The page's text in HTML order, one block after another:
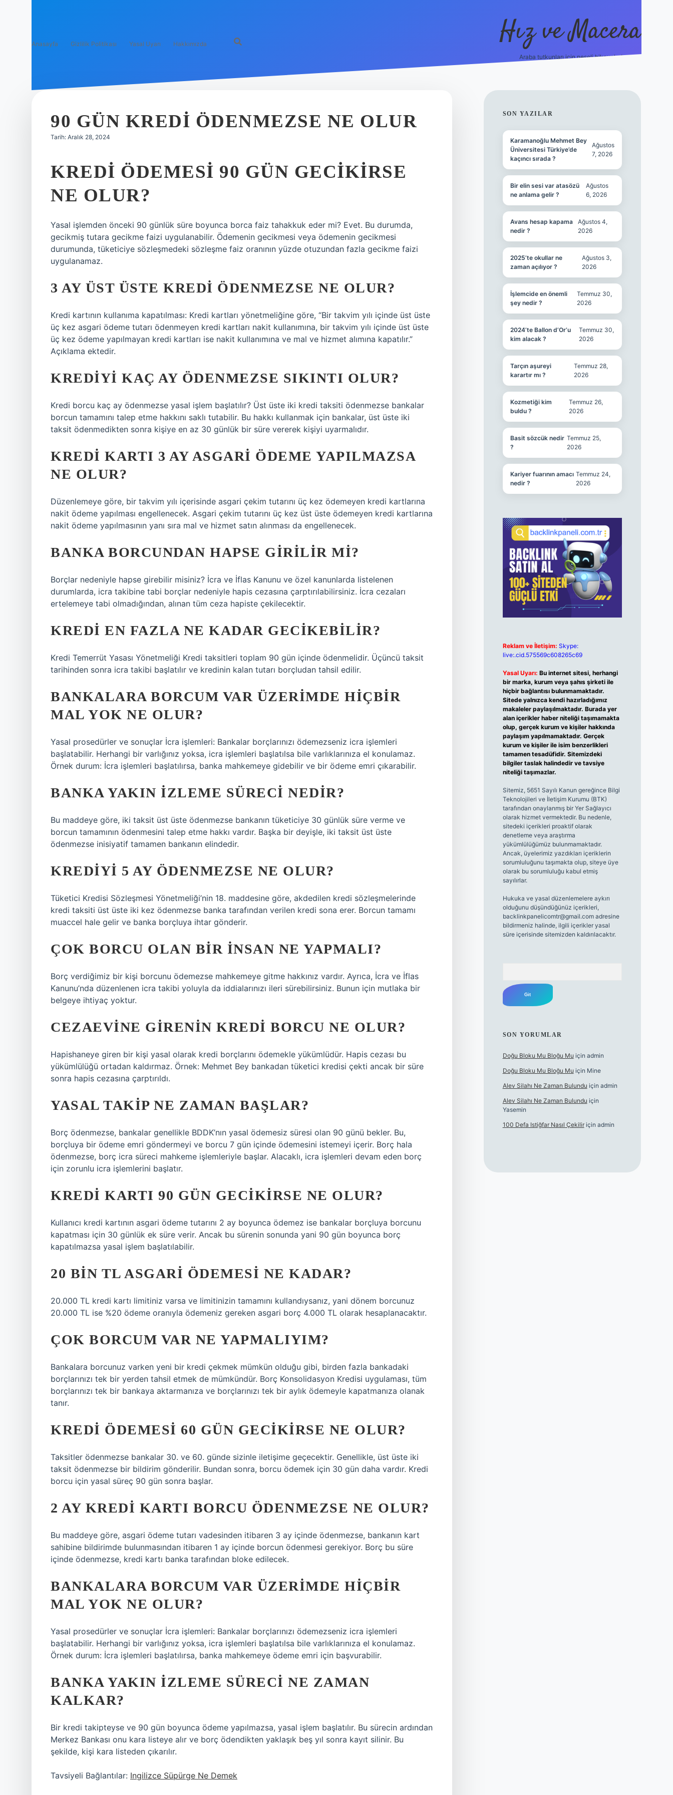
Anasayfa Gizlilik Politikası Yasal Uyarı Hakkımızda Hız ve Macera
Araba tutkunları için neşeli hikayeler!
90 GÜN KREDI ÖDENMEZSE NE OLUR
Tarih: Aralık 28, 2024
KREDI ÖDEMESI 90 GÜN GECIKIRSE
NE OLUR?
Yasal işlemden önceki 90 günlük süre boyunca borca ​​faiz tahakkuk eder mi? Evet. Bu durumda,
gecikmiş tutara gecikme faizi uygulanabilir. Ödemenin gecikmesi veya ödemenin gecikmesi
durumunda, tüketiciye sözleşmedeki sözleşme faiz oranının yüzde otuzundan fazla gecikme faizi
uygulanamaz.
3 AY ÜST ÜSTE KREDI ÖDENMEZSE NE OLUR?
Kredi kartının kullanıma kapatılması: Kredi kartları yönetmeliğine göre, “Bir takvim yılı içinde üst üste
üç kez asgari ödeme tutarı ödenmeyen kredi kartları nakit kullanımına, bir takvim yılı içinde üst üste
üç kez ödeme yapılmayan kredi kartları ise nakit kullanımına ve mal ve hizmet alımına kapatılır.”
Açıklama ektedir.
KREDIYI KAÇ AY ÖDENMEZSE SIKINTI OLUR?
Kredi borcu kaç ay ödenmezse yasal işlem başlatılır? Üst üste iki kredi taksiti ödenmezse bankalar
borcun tamamını talep etme hakkını saklı tutabilir. Bu hakkı kullanmak için bankalar, üst üste iki
taksit ödenmedikten sonra kişiye en az 30 günlük bir süre vererek kişiyi uyarmalıdır.
KREDI KARTI 3 AY ASGARI ÖDEME YAPILMAZSA
NE OLUR?
Düzenlemeye göre, bir takvim yılı içerisinde asgari çekim tutarını üç kez ödemeyen kredi kartlarına
nakit ödeme yapılması engellenecek. Asgari çekim tutarını üç kez üst üste ödemeyen kredi kartlarına
nakit ödeme yapılmasının yanı sıra mal ve hizmet satın alınması da engellenecek.
BANKA BORCUNDAN HAPSE GIRILIR MI?
Borçlar nedeniyle hapse girebilir misiniz? İcra ve İflas Kanunu ve özel kanunlarda listelenen
durumlarda, icra takibine tabi borçlar nedeniyle hapis cezasına çarptırılabilirsiniz. İcra cezaları
ertelemeye tabi olmadığından, alınan tüm ceza hapiste çekilecektir.
KREDI EN FAZLA NE KADAR GECIKEBILIR?
Kredi Temerrüt Yasası Yönetmeliği Kredi taksitleri toplam 90 gün içinde ödenmelidir. Üçüncü taksit
tarihinden sonra icra takibi başlatılır ve kredinin kalan tutarı borçludan tahsil edilir.
BANKALARA BORCUM VAR ÜZERIMDE HIÇBIR
MAL YOK NE OLUR?
Yasal prosedürler ve sonuçlar İcra işlemleri: Bankalar borçlarınızı ödemezseniz icra işlemleri
başlatabilir. Herhangi bir varlığınız yoksa, icra işlemleri başlatılsa bile varlıklarınıza el konulamaz.
Örnek durum: İcra işlemleri başlatılırsa, banka mahkemeye gidebilir ve bir ödeme emri çıkarabilir.
BANKA YAKIN IZLEME SÜRECI NEDIR?
Bu maddeye göre, iki taksit üst üste ödenmezse bankanın tüketiciye 30 günlük süre verme ve
borcun tamamının ödenmesini talep etme hakkı vardır. Başka bir deyişle, iki taksit üst üste
ödenmezse inisiyatif tamamen bankanın elindedir.
KREDIYI 5 AY ÖDENMEZSE NE OLUR?
Tüketici Kredisi Sözleşmesi Yönetmeliği’nin 18. maddesine göre, akdedilen kredi sözleşmelerinde
kredi taksiti üst üste iki kez ödenmezse banka tarafından verilen kredi sona erer. Borcun tamamı
muaccel hale gelir ve banka borçluya ihtar gönderir.
ÇOK BORCU OLAN BIR INSAN NE YAPMALI?
Borç verdiğimiz bir kişi borcunu ödemezse mahkemeye gitme hakkınız vardır. Ayrıca, İcra ve İflas
Kanunu’nda düzenlenen icra takibi yoluyla da iddialarınızı ileri sürebilirsiniz. Bunun için mutlaka bir
belgeye ihtiyaç yoktur.
CEZAEVINE GIRENIN KREDI BORCU NE OLUR?
Hapishaneye giren bir kişi yasal olarak kredi borçlarını ödemekle yükümlüdür. Hapis cezası bu
yükümlülüğü ortadan kaldırmaz. Örnek: Mehmet Bey bankadan tüketici kredisi çekti ancak bir süre
sonra hapis cezasına çarptırıldı.
YASAL TAKIP NE ZAMAN BAŞLAR?
Borç ödenmezse, bankalar genellikle BDDK’nın yasal ödemesiz süresi olan 90 günü bekler. Bu,
borçluya bir ödeme emri göndermeyi ve borcu 7 gün içinde ödemesini istemeyi içerir. Borç hala
ödenmezse, borç icra süreci mahkeme işlemleriyle başlar. Alacaklı, icra işlemleri devam eden borç
için zorunlu icra işlemlerini başlatır.
KREDI KARTI 90 GÜN GECIKIRSE NE OLUR?
Kullanıcı kredi kartının asgari ödeme tutarını 2 ay boyunca ödemez ise bankalar borçluya borcunu
kapatması için 30 günlük ek süre verir. Ancak bu sürenin sonunda yani 90 gün boyunca borç
kapatılmazsa yasal işlem başlatılabilir.
20 BIN TL ASGARI ÖDEMESI NE KADAR?
20.000 TL kredi kartı limitiniz varsa ve limitinizin tamamını kullandıysanız, yani dönem borcunuz
20.000 TL ise %20 ödeme oranıyla ödemeniz gereken asgari borç 4.000 TL olarak hesaplanacaktır.
ÇOK BORCUM VAR NE YAPMALIYIM?
Bankalara borcunuz varken yeni bir kredi çekmek mümkün olduğu gibi, birden fazla bankadaki
borçlarınızı tek bir yerden tahsil etmek de mümkündür. Borç Konsolidasyon Kredisi uygulaması, tüm
borçlarınızı tek bir bankaya aktarmanıza ve borçlarınızı tek bir aylık ödemeyle kapatmanıza olanak
tanır.
KREDI ÖDEMESI 60 GÜN GECIKIRSE NE OLUR?
Taksitler ödenmezse bankalar 30. ve 60. günde sizinle iletişime geçecektir. Genellikle, üst üste iki
taksit ödenmezse bir bildirim gönderilir. Bundan sonra, borcu ödemek için 30 gün daha vardır. Kredi
borcu için yasal süreç 90 gün sonra başlar.
2 AY KREDI KARTI BORCU ÖDENMEZSE NE OLUR?
Bu maddeye göre, asgari ödeme tutarı vadesinden itibaren 3 ay içinde ödenmezse, bankanın kart
sahibine bildirimde bulunmasından itibaren 1 ay içinde borcun ödenmesi gerekiyor. Borç bu süre
içinde ödenmezse, kredi kartı banka tarafından bloke edilecek.
BANKALARA BORCUM VAR ÜZERIMDE HIÇBIR
MAL YOK NE OLUR?
Yasal prosedürler ve sonuçlar İcra işlemleri: Bankalar borçlarınızı ödemezseniz icra işlemleri
başlatabilir. Herhangi bir varlığınız yoksa, icra işlemleri başlatılsa bile varlıklarınıza el konulamaz.
Örnek durum: İcra işlemleri başlatılırsa, banka mahkemeye ödeme emri için başvurabilir.
BANKA YAKIN IZLEME SÜRECI NE ZAMAN
KALKAR?
Bir kredi takipteyse ve 90 gün boyunca ödeme yapılmazsa, yasal işlem başlatılır. Bu sürecin ardından
Merkez Bankası onu kara listeye alır ve borç ödendikten yaklaşık beş yıl sonra kayıt silinir. Bu
şekilde, kişi kara listeden çıkarılır.
Tavsiyeli Bağlantılar: Ingilizce Süpürge Ne Demek
SIDEBAR
SON YAZILAR
Karamanoğlu Mehmet Bey
Üniversitesi Türkiye’de
kaçıncı sırada ?
Ağustos
7, 2026
Bir elin sesi var atasözü
ne anlama gelir ?
Ağustos
6, 2026
Avans hesap kapama
nedir ?
Ağustos 4,
2026
2025’te okullar ne
zaman açılıyor ?
Ağustos 3,
2026
İşlemcide en önemli
şey nedir ?
Temmuz 30,
2026
2024’te Ballon d’Or’u
kim alacak ?
Temmuz 30,
2026
Tarçın aşureyi
karartır mı ?
Temmuz 28,
2026
Kozmetiği kim
buldu ?
Temmuz 26,
2026
Basit sözcük nedir
?
Temmuz 25,
2026
Kariyer fuarının amacı
nedir ?
Temmuz 24,
2026
Reklam ve İletişim: Skype:
live:.cid.575569c608265c69
Yasal Uyarı: Bu internet sitesi, herhangi
bir marka, kurum veya şahıs şirketi ile
hiçbir bağlantısı bulunmamaktadır.
Sitede yalnızca kendi hazırladığımız
makaleler paylaşılmaktadır. Burada yer
alan içerikler haber niteliği taşımamakta
olup, gerçek kurum ve kişiler hakkında
paylaşım yapılmamaktadır. Gerçek
kurum ve kişiler ile isim benzerlikleri
tamamen tesadüfidir. Sitemizdeki
bilgiler taslak halindedir ve tavsiye
niteliği taşımazlar.
Sitemiz, 5651 Sayılı Kanun gereğince Bilgi
Teknolojileri ve İletişim Kurumu (BTK)
tarafından onaylanmış bir Yer Sağlayıcı
olarak hizmet vermektedir. Bu nedenle,
sitedeki içerikleri proaktif olarak
denetleme veya araştırma
yükümlülüğümüz bulunmamaktadır.
Ancak, üyelerimiz yazdıkları içeriklerin
sorumluluğunu taşımakta olup, siteye üye
olarak bu sorumluluğu kabul etmiş
sayılırlar.
Hukuka ve yasal düzenlemelere aykırı
olduğunu düşündüğünüz içerikleri,
backlinkpanelicomtr@gmail.comadresine
bildirmeniz halinde, ilgili içerikler yasal
süre içerisinde sitemizden kaldırılacaktır.
SON YORUMLAR
Doğu Bloku Mu Bloğu Mu için admin
Doğu Bloku Mu Bloğu Mu için Mine
Alev Silahı Ne Zaman Bulundu için admin
Alev Silahı Ne Zaman Bulundu için
Yasemin
100 Defa Istiğfar Nasıl Çekiliriçin admin
hiltonbet